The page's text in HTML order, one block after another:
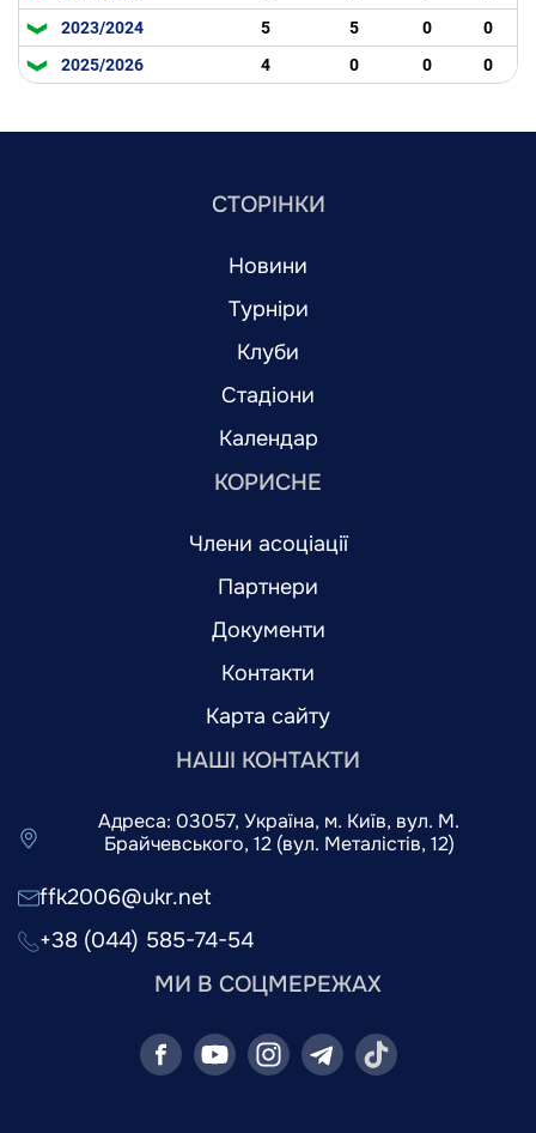
2023/2024
5 5 0
0
2025/2026
4 0 0 0
СТОРІНКИ
Новини
Турніри
Клуби
Стадіони
Календар
КОРИСНЕ
Члени асоціації
Партнери
Документи
Контакти
Карта сайту
НАШІ КОНТАКТИ
Адреса: 03057, Україна, м. Київ, вул. М.
Брайчевського, 12 (вул. Металістів, 12)
ffk2006@ukr.net
+38 (044) 585-74-54
МИ В СОЦМЕРЕЖАХ